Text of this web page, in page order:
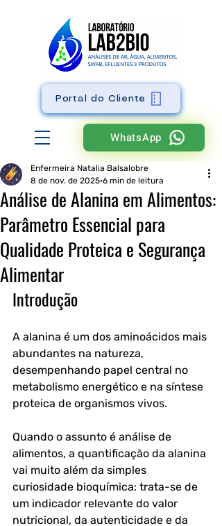
WhatsApp
Portal do Cliente
Análise de Alanina em Alimentos:
Parâmetro Essencial para
Qualidade Proteica e Segurança
Alimentar
Enfermeira Natalia Balsalobre
8 de nov. de 2025 6 min de leitura
Introdução
A alanina é um dos aminoácidos mais
abundantes na natureza,
desempenhando papel central no
metabolismo energético e na síntese
proteica de organismos vivos.
Quando o assunto é análise de
alimentos, a quantificação da alanina
vai muito além da simples
curiosidade bioquímica: trata-se de
um indicador relevante do valor
nutricional, da autenticidade e da